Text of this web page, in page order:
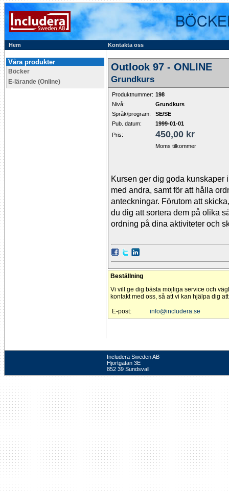
Hem Kontakta oss
Våra produkter
Böcker
E-lärande (Online)
Outlook 97 - ONLINE
Grundkurs
Produktnummer: 198
Nivå:
Grundkurs
Språk/program:
SE/SE
Pub. datum:
1999-01-01
Pris:
450,00 kr
Moms tilkommer
Kursen ger dig goda kunskaper
med andra, samt för att hålla
anteckningar. Förutom att
du dig att sortera dem på olika
ordning på dina aktiviteter och
Beställning
Vi vill ge dig bästa möjliga service och
kontakt med oss, så att vi kan hjälpa dig
E-post: info@includera.se
Includera Sweden AB
Hjortgatan 3E
852 39 Sundsvall